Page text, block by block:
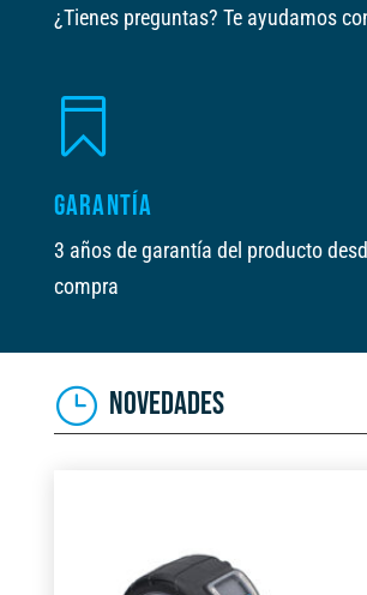
¿Tienes preguntas? Te ayudamos

GARANTÍA
3 años de garantía del producto
compra
NOVEDADES